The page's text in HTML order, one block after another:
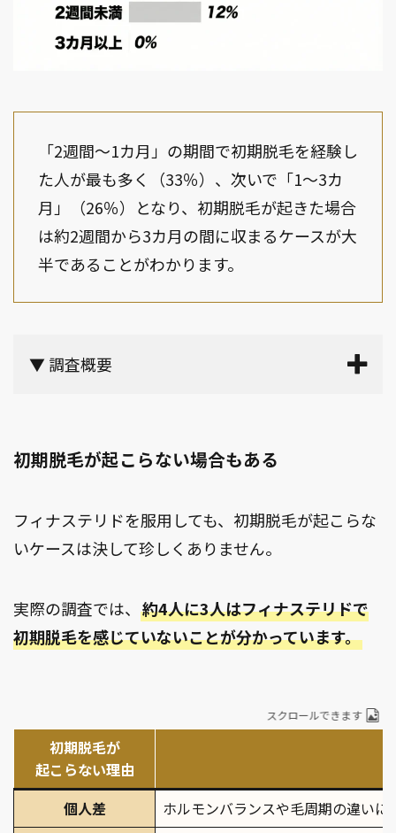
「2週間〜1カ月」の期間で初期脱毛を経験し
た人が最も多く（33％）、次いで「1〜3カ
月」（26％）となり、初期脱毛が起きた場合
は約2週間から3カ月の間に収まるケースが大
半であることがわかります。
▼ 調査概要
初期脱毛が起こらない場合もある
フィナステリドを服用しても、初期脱毛が起こらな
いケースは決して珍しくありません。
実際の調査では、 約4人に3人はフィナステリドで
初期脱毛を感じていないことが分かっています。
スクロールできます
初期脱毛が
起こらない理由
個人差
ホルモンバランスや毛周期の違い